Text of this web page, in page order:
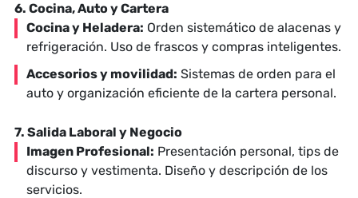
6. Cocina, Auto y Cartera
Cocina y Heladera: Orden sistemático de alacenas y
refrigeración. Uso de frascos y compras inteligentes.
Accesorios y movilidad: Sistemas de orden para el
auto y organización eficiente de la cartera personal.
7. Salida Laboral y Negocio
Imagen Profesional: Presentación personal, tips de
discurso y vestimenta. Diseño y descripción de los
servicios.